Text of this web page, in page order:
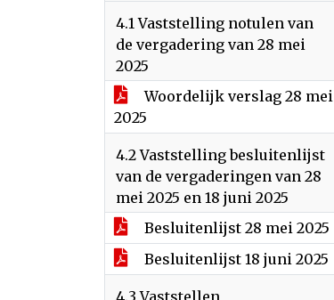
4.1 Vaststelling notulen van
de vergadering van 28 mei
2025
Woordelijk verslag 28 mei
2025
4.2 Vaststelling besluitenlijst
van de vergaderingen van 28
mei 2025 en 18 juni 2025
Besluitenlijst 28 mei 2025
Besluitenlijst 18 juni 2025
4.3 Vaststellen